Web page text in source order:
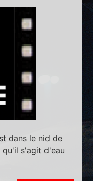
dans le nid de
s'agit d'eau